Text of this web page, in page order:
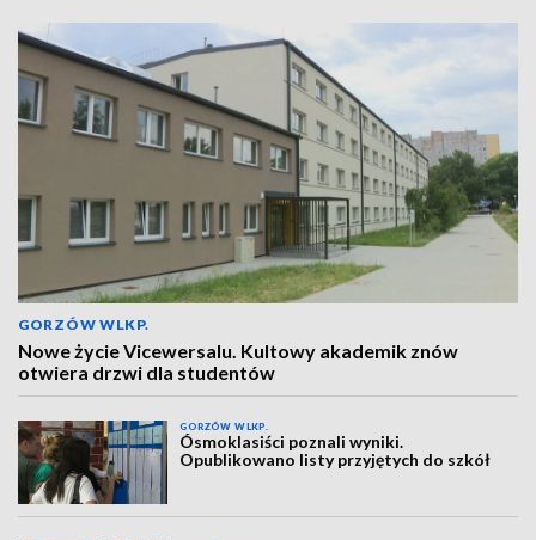
GORZÓW WLKP.
Nowe życie Vicewersalu. Kultowy akademik znów
otwiera drzwi dla studentów
GORZÓW WLKP.
Ósmoklasiści poznali wyniki.
Opublikowano listy przyjętych do szkół